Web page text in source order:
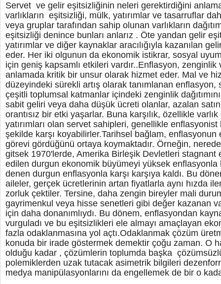
Servet ve gelir eşitsizliğinin neleri gerektirdiğini
varlıkların eşitsizliği, mülk, yatırımlar ve tasarruflar
veya gruplar tarafından sahip olunan varlıkların
eşitsizliği denince bunları anlarız . Öte yandan gelir
yatırımlar ve diğer kaynaklar aracılığıyla kazanılan
eder. Her iki olgunun da ekonomik istikrar, sosyal
için geniş kapsamlı etkileri vardır..Enflasyon,
anlamada kritik bir unsur olarak hizmet eder. Mal ve
düzeyindeki sürekli artış olarak tanımlanan enflasyon,
çeşitli toplumsal katmanlar içindeki zenginlik
sabit geliri veya daha düşük ücreti olanlar, azalan
orantısız bir etki yaşarlar. Buna karşılık, özellikle
yatırımları olan servet sahipleri, genellikle
şekilde karşı koyabilirler.Tarihsel bağlam,
görevi gördüğünü ortaya koymaktadır. Örneğin,
gitsek 1970'lerde, Amerika Birleşik Devletleri stagnant
edilen durgun ekonomik büyümeyi yüksek
denen durgun enflasyonla karşı karşıya kaldı. Bu
aileler, gerçek ücretlerinin artan fiyatlarla aynı hızda
zorluk çektiler. Tersine, daha zengin bireyler mali
gayrimenkul veya hisse senetleri gibi değer kazanan
için daha donanımlıydı. Bu dönem, enflasyondan
vurguladı ve bu eşitsizlikleri ele almayı amaçlayan
fazla odaklanmasına yol açtı.Odaklanmak çözüm
konuda bir irade göstermek demektir çoğu zaman. O
olduğu kadar , çözümlerin toplumda başka
polemiklerden uzak tutacak asimetrik bilgileri
medya manipülasyonlarını da engellemek de bir o